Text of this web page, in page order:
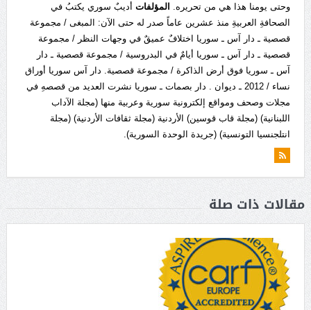
وحتى يومنا هذا هي من تحريره.
المؤلفات أديبٌ سوري يكتبُ في
الصحافةِ العربيةِ منذ عشرين عاماً صدر له حتى الآن: المبغى / مجموعة
قصصية ـ دار آس ـ سوريا اختلافٌ عميقٌ في وجهات النظر / مجموعة
قصصية ـ دار آس ـ سوريا أيامٌ في البدروسية / مجموعة قصصية ـ دار
آس ـ سوريا فوق أرض الذاكرة / مجموعة قصصية. دار آس سوريا أوراق
نساء / 2012 ـ ديوان . دار بصمات ـ سوريا نشرت العديد من قصصهِ في
مجلات وصحف ومواقع إلكترونية سورية وعربية منها (مجلة الآداب
اللبنانية) (مجلة قاب قوسين) الأردنية (مجلة ثقافات الأردنية) (مجلة
انتلجنسيا التونسية) (جريدة الوحدة السورية).
مقالات ذات صلة